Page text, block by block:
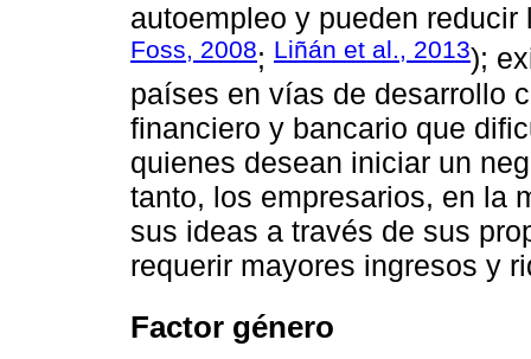
autoempleo y pueden
Foss, 2008; Liñán et al., 2013);
países en vías de desarrollo
financiero y bancario que
quienes desean iniciar un
tanto, los empresarios, en la
sus ideas a través de sus
requerir mayores ingresos y
Factor género